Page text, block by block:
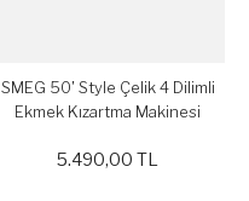
SMEG 50' Style Çelik 4 Dilimli
Ekmek Kızartma Makinesi
5.490,00 TL